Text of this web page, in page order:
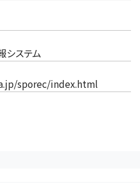
システム
sporec/index.html